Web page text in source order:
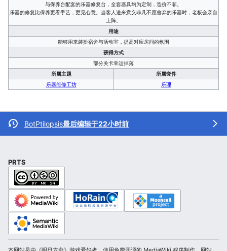
与保养台配套的乐器修复台，全套器具均为定制，造价不菲。
乐器的修复比保养更看手艺，更见心意。当客人送来意义非凡不愿舍弃的乐器时，老板会亲自
上阵。
用途
能够用来装扮宿舍与活动室，提高对应房间的氛围
获得方式
部分关卡幸运掉落
所属主题
所属套件
乐器维修工坊
乐理
BotPtilopsis最后编辑于22小时前
PRTS